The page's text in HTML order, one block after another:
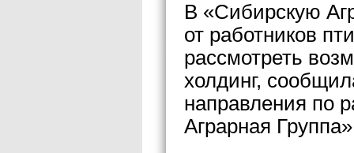
В «Сибирскую
от работников
рассмотреть
холдинг,
направления по
Аграрная